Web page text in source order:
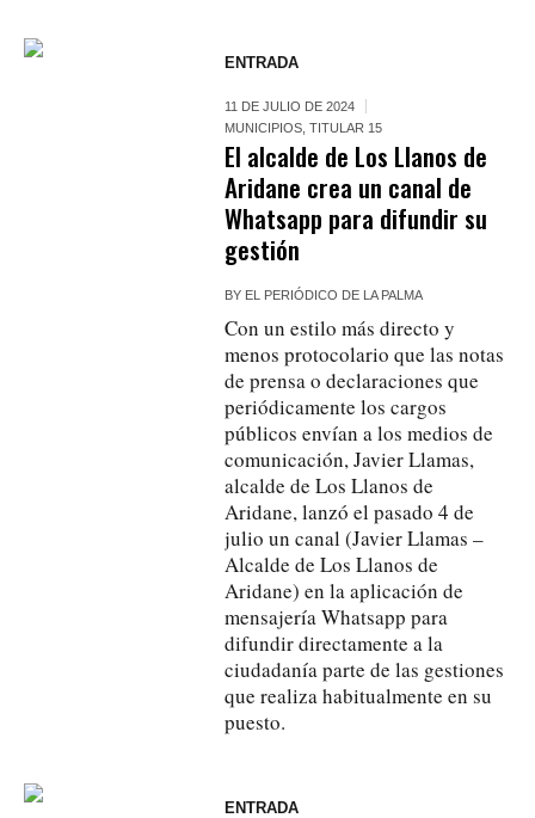
ENTRADA
11 DE JULIO DE 2024
MUNICIPIOS ,TITULAR 15
El alcalde de Los Llanos de
Aridane crea un canal de
Whatsapp para difundir su
gestión
BY EL PERIÓDICO DE LA PALMA
Con un estilo más directo y
menos protocolario que las notas
de prensa o declaraciones que
periódicamente los cargos
públicos envían a los medios de
comunicación, Javier Llamas,
alcalde de Los Llanos de
Aridane, lanzó el pasado 4 de
julio un canal (Javier Llamas –
Alcalde de Los Llanos de
Aridane) en la aplicación de
mensajería Whatsapp para
difundir directamente a la
ciudadanía parte de las gestiones
que realiza habitualmente en su
puesto.
ENTRADA